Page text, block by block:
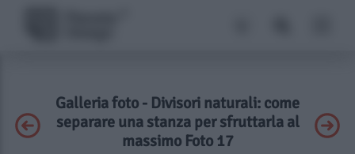
Galleria foto - Divisori naturali: come
separare una stanza per sfruttarla al
massimo Foto 17